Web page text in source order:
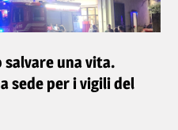
una vita.
sede per i vigili del